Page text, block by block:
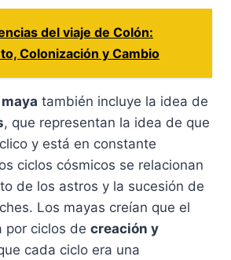
del viaje de Colón:
Colonización y Cambio
también incluye la idea de
, que representan la idea de que
y está en constante
ciclos cósmicos se relacionan
de los astros y la sucesión de
Los mayas creían que el
por ciclos de creación y
cada ciclo era una